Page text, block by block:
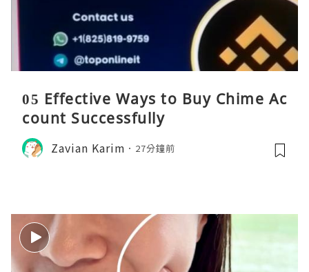
05 Effective Ways to Buy Chime Ac
count Successfully
Zavian Karim 27分鐘前